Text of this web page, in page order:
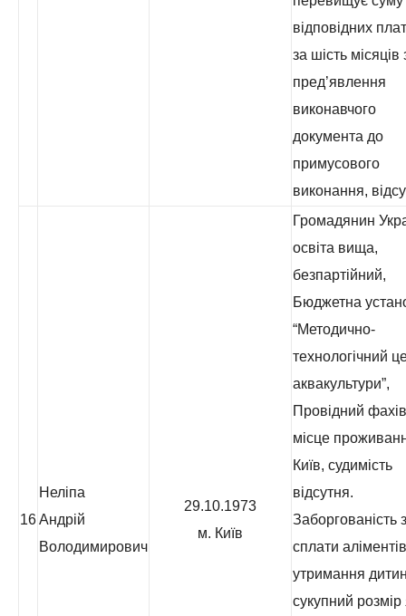
відповідних
за шість місяців
пред’явлення
виконавчого
документа до
примусового
виконання,
16
Неліпа
Андрій
Володимирович
29.10.1973
м. Київ
Громадянин
освіта вища,
безпартійний,
Бюджетна
“Методично-
технологічний
аквакультури”,
Провідний
місце
Київ, судимість
відсутня.
Заборгованість
сплати
утримання
сукупний розмір